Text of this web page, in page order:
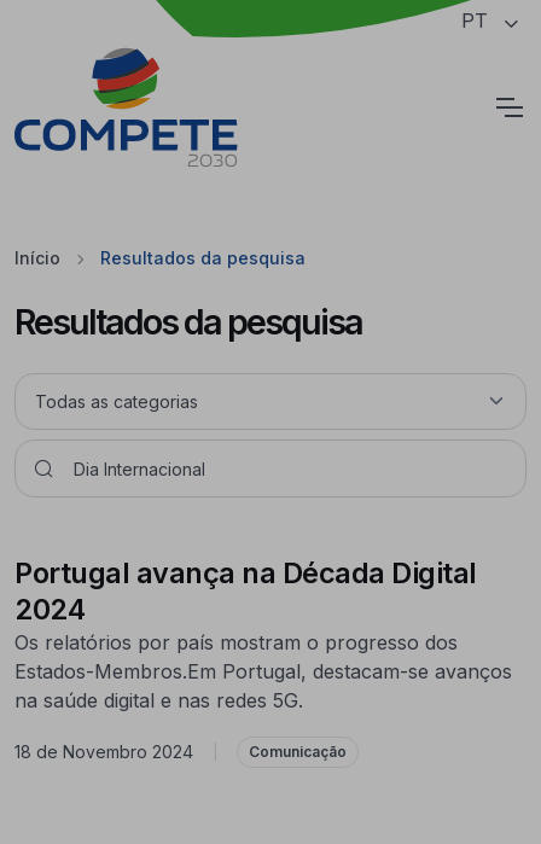
Saltar para o conteúdo principal da página PT
Início Resultados da pesquisa
Resultados da pesquisa
Portugal avança na Década Digital
2024
Os relatórios por país mostram o progresso dos
Estados-Membros.Em Portugal, destacam-se avanços
na saúde digital e nas redes 5G.
18 de Novembro 2024 Comunicação